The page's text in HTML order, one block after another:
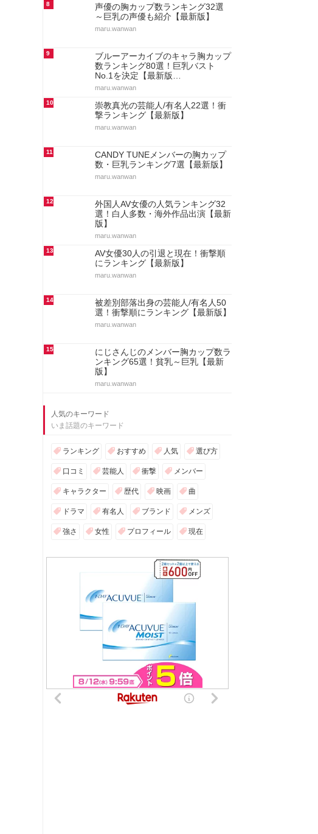
8
声優の胸カップ数ランキング32選
～巨乳の声優も紹介【最新版】
maru.wanwan
9
ブルーアーカイブのキャラ胸カップ
数ランキング80選！巨乳バスト
No.1を決定【最新版…
maru.wanwan
10
崇教真光の芸能人/有名人22選！衝
撃ランキング【最新版】
maru.wanwan
11
CANDY TUNEメンバーの胸カップ
数・巨乳ランキング7選【最新版】
maru.wanwan
12
外国人AV女優の人気ランキング32
選！白人多数・海外作品出演【最新
版】
maru.wanwan
13
AV女優30人の引退と現在！衝撃順
にランキング【最新版】
maru.wanwan
14
被差別部落出身の芸能人/有名人50
選！衝撃順にランキング【最新版】
maru.wanwan
15
にじさんじのメンバー胸カップ数ラ
ンキング65選！貧乳～巨乳【最新
版】
maru.wanwan
人気のキーワード
いま話題のキーワード
ランキング おすすめ 人気 選び方
口コミ 芸能人 衝撃 メンバー
キャラクター 歴代 映画 曲
ドラマ 有名人 ブランド メンズ
強さ 女性 プロフィール 現在